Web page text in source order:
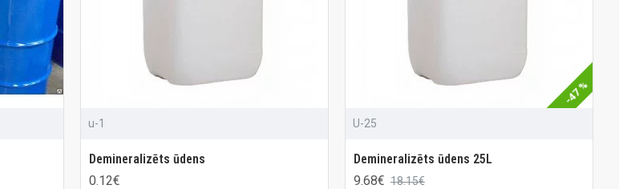
u-1
Demineralizēts ūdens
0.12€
-47 %
U-25
Demineralizēts ūdens 25L
9.68€ 18.15€